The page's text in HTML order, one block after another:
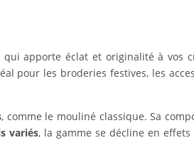
apporte éclat et originalité à vos
pour les broderies festives, les
, comme le mouliné classique. Sa
variés, la gamme se décline en effets